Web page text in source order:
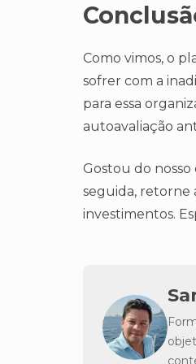
Como vimos, o
sofrer com a
para essa
autoavaliação
Gostou do nosso
seguida, retorne
investimentos.